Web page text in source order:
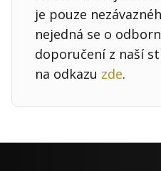
je pouze
nejedná se o
doporučení z naší
na odkazu zde.